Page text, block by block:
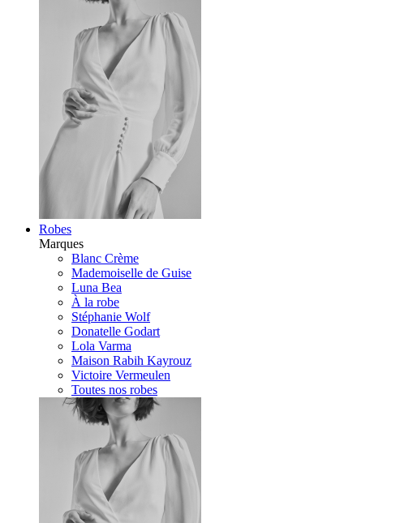
Robes
Marques
Blanc Crème
Mademoiselle de Guise
Luna Bea
À la robe
Stéphanie Wolf
Donatelle Godart
Lola Varma
Maison Rabih Kayrouz
Victoire Vermeulen
Toutes nos robes